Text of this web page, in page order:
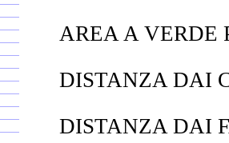
AREA A VERDE
DISTANZA DAI
DISTANZA DAI